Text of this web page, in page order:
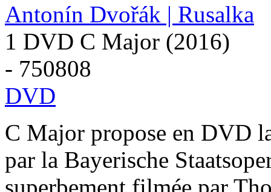
Antonín Dvořák | Rusalka
1 DVD C Major (2016)
- 750808
DVD
C Major propose en DVD
par la Bayerische
superbement filmée par